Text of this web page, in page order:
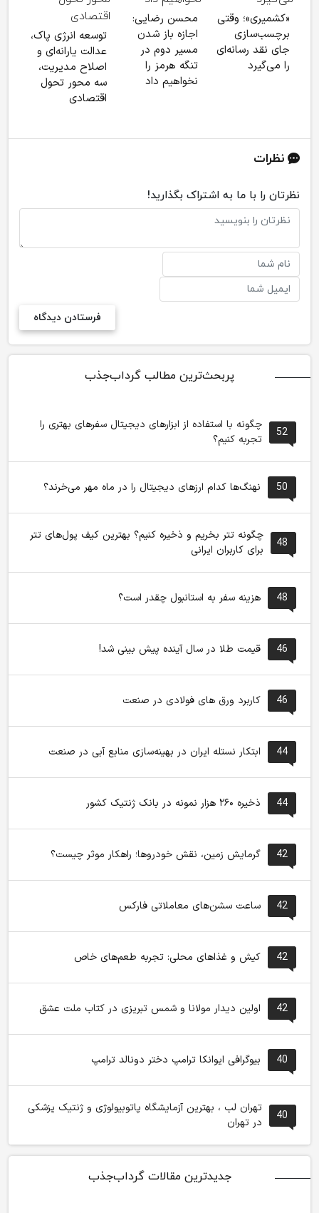
«کشمیری»؛ وقتی
برچسب‌سازی
جای نقد رسانه‌ای
را می‌گیرد
محسن رضایی:
اجازه باز شدن
مسیر دوم در
تنگه هرمز را
نخواهیم داد
توسعه انرژی پاک،
عدالت یارانه‌ای و
اصلاح مدیریت،
سه محور تحول
اقتصادی
نظرات
نظرتان را با ما به اشتراک بگذارید!
پربحث‌ترین مطالب گرداب‌جذب
52
چگونه با استفاده از ابزارهای دیجیتال سفرهای بهتری را
تجربه کنیم؟
50 نهنگ‌ها کدام ارزهای دیجیتال را در ماه مهر می‌خرند؟
48
چگونه تتر بخریم و ذخیره کنیم؟ بهترین کیف پول‌های تتر
برای کاربران ایرانی
48 هزینه سفر به استانبول چقدر است؟
46 قیمت طلا در سال آینده پیش بینی شد!
46 کاربرد ورق های فولادی در صنعت
44 ابتکار نستله ایران در بهینه‌سازی منابع آبی در صنعت
44 ذخیره ۲۶۰ هزار نمونه در بانک ژنتیک کشور
42 گرمایش زمین، نقش خودروها؛ راهکار موثر چیست؟
42 ساعت سشن‌های معاملاتی فارکس
42 کیش و غذاهای محلی: تجربه طعم‌های خاص
42 اولین دیدار مولانا و شمس تبریزی در کتاب ملت عشق
40 بیوگرافی ایوانکا ترامپ دختر دونالد ترامپ
40
تهران لب ، بهترین آزمایشگاه پاتوبیولوژی و ژنتیک پزشکی
در تهران
جدیدترین مقالات گرداب‌جذب